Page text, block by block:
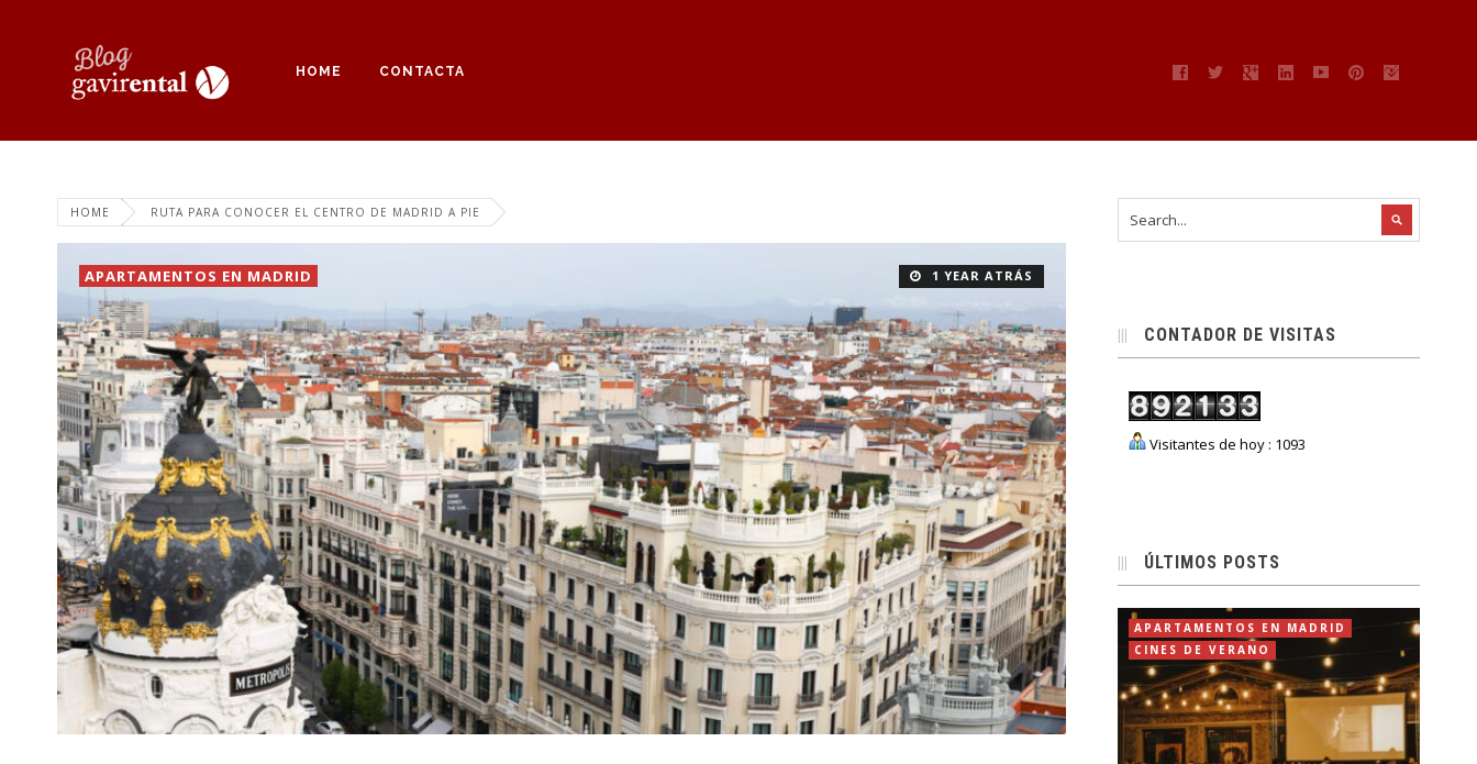
HOME CONTACTA
HOME RUTA PARA CONOCER EL CENTRO DE MADRID A PIE
1 YEAR ATRÁS
APARTAMENTOS EN MADRID
CONTADOR DE VISITAS
Visitantes de hoy : 1093
ÚLTIMOS POSTS
APARTAMENTOS EN MADRID
CINES DE VERANO